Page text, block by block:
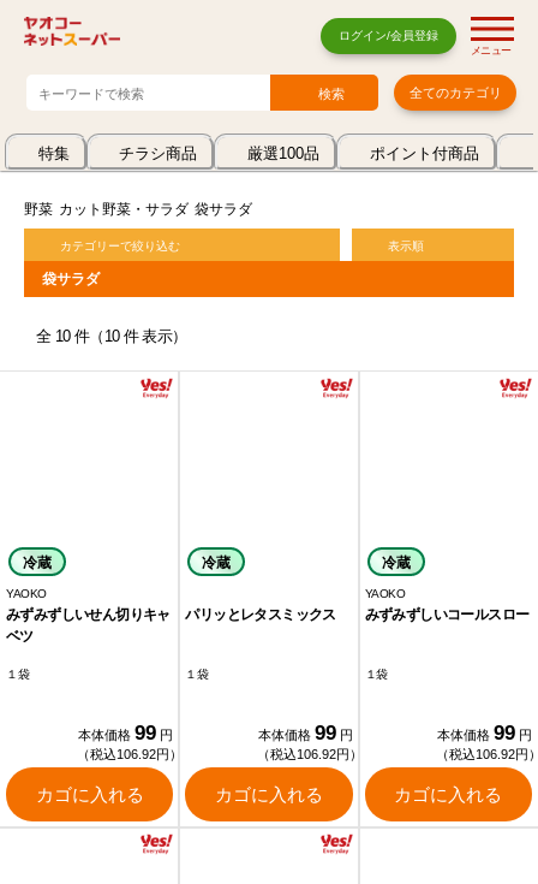
ログイン/会員登録
メニュー
全てのカテゴリ
特集 チラシ商品 厳選100品 ポイント付商品
野菜 カット野菜・サラダ 袋サラダ
カテゴリーで絞り込む 表示順
袋サラダ
全 10 件（10 件 表示）
冷蔵
YAOKO
みずみずしいせん切りキャ
ベツ
１袋
本体価格 99 円
（税込106.92円）
カゴに入れる
冷蔵
パリッとレタスミックス
１袋
本体価格 99 円
（税込106.92円）
カゴに入れる
冷蔵
YAOKO
みずみずしいコールスロー
１袋
本体価格 99 円
（税込106.92円
カゴに入れる